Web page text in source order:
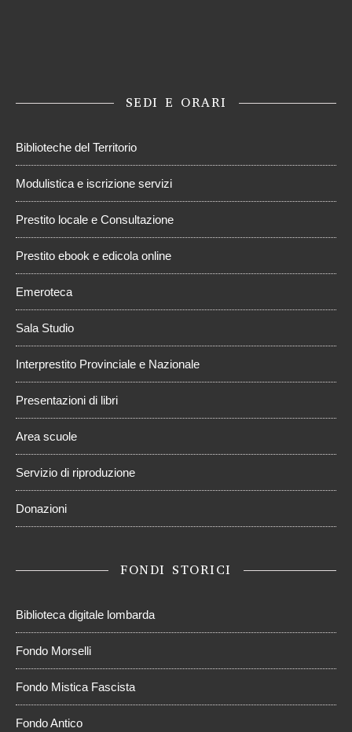
SEDI E ORARI
Biblioteche del Territorio
Modulistica e iscrizione servizi
Prestito locale e Consultazione
Prestito ebook e edicola online
Emeroteca
Sala Studio
Interprestito Provinciale e Nazionale
Presentazioni di libri
Area scuole
Servizio di riproduzione
Donazioni
FONDI STORICI
Biblioteca digitale lombarda
Fondo Morselli
Fondo Mistica Fascista
Fondo Antico